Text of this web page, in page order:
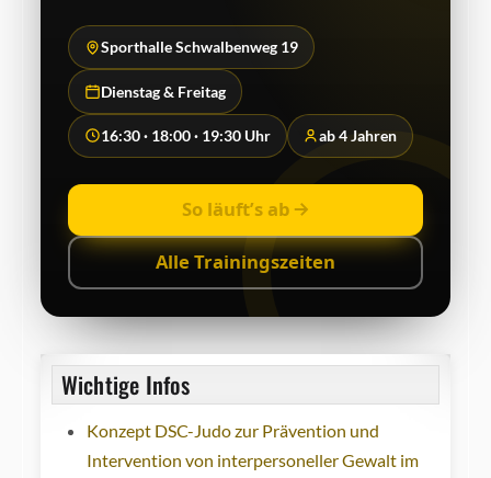
Sporthalle Schwalbenweg 19
Dienstag & Freitag
16:30 · 18:00 · 19:30 Uhr ab 4 Jahren
So läuft’s ab
Alle Trainingszeiten
Wichtige Infos
Konzept DSC-Judo zur Prävention und
Intervention von interpersoneller Gewalt im